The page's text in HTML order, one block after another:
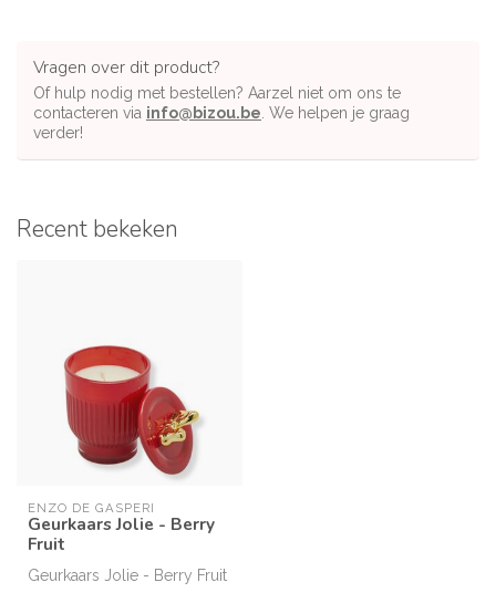
Vragen over dit product?
Of hulp nodig met bestellen? Aarzel niet om ons te
contacteren via info@bizou.be . We helpen je graag
verder!
Recent bekeken
ENZO DE GASPERI
Geurkaars Jolie - Berry
Fruit
Geurkaars Jolie - Berry Fruit